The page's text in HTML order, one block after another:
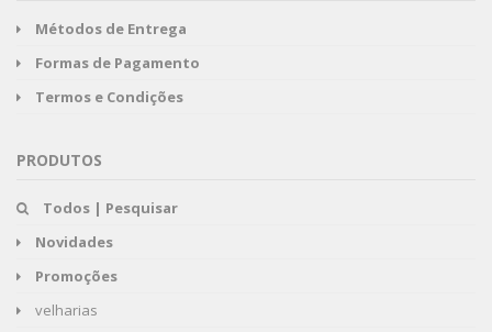
Métodos de Entrega
Formas de Pagamento
Termos e Condições
PRODUTOS
Todos | Pesquisar
Novidades
Promoções
velharias